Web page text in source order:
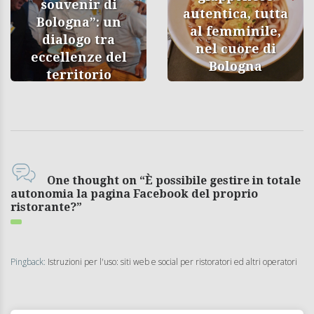
souvenir di
Bologna”: un
dialogo tra
eccellenze del
territorio
autentica, tutta
al femminile,
nel cuore di
Bologna
One thought on “È possibile gestire in totale
autonomia la pagina Facebook del proprio
ristorante?”
Pingback: Istruzioni per l'uso: siti web e social per ristoratori ed altri operatori